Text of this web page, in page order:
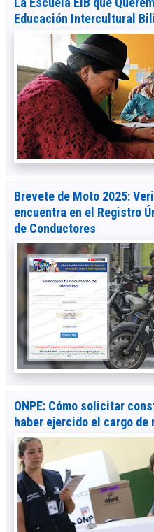
Educación Intercultural
Brevete de Moto 2025:
encuentra en el Registro
de Conductores
ONPE: Cómo solicitar
haber ejercido el cargo de